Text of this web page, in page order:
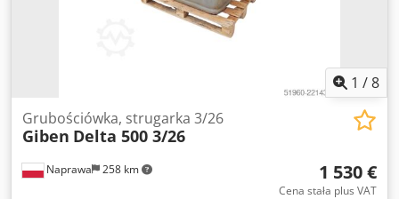
1 /8
Naprawa 258 km
Grubościówka, strugarka 3/26
Giben Delta 500 3/26
1 530 €
Cena stała plus VAT